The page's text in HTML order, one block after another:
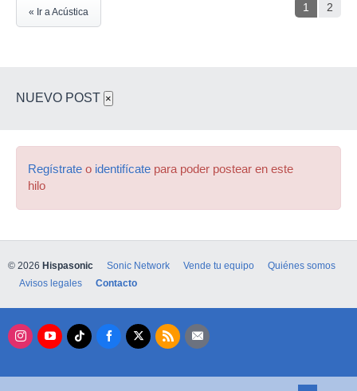
1 2
« Ir a Acústica
NUEVO POST ×
Regístrate o identifícate para poder postear en este
hilo
© 2026 Hispasonic Sonic Network Vende tu equipo
Quiénes somos
Avisos legales
Contacto